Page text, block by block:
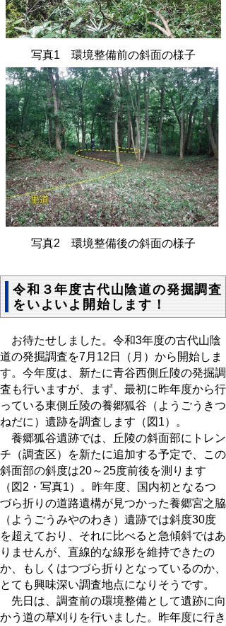
写真1 環境整備前の斜面の様子
写真2 環境整備後の斜面の様子
令和３年度古代山陰道の発掘調査
をいよいよ開始します！
お待たせしました。令和3年度の古代山陰
道の発掘調査を7月12日（月）から開始しま
す。今年度は、新たに青谷西側丘陵の発掘調
査も行いますが、まず、最初に昨年度から行
っている東側丘陵の養郷狐谷（ようごうきつ
ねだに）遺跡を調査します（図1）。
養郷狐谷遺跡では、丘陵の斜面部にトレン
チ（調査区）を新たに追加する予定で、この
斜面部の斜度は20～25度前後を測ります
（図2・写真1）。昨年度、国内初となるつ
づら折りの道路遺構が見つかった養郷宮之脇
（ようごうみやのわき）遺跡では斜度30度
を超えており、それに比べると急傾斜ではあ
りませんが、直線的な線形を維持できたの
か、もしくはつづら折りとなっているのか、
とても興味深い調査地点になりそうです。
先日は、調査前の環境整備として遺跡に向
かう道の草刈りを行いました。昨年度に行き